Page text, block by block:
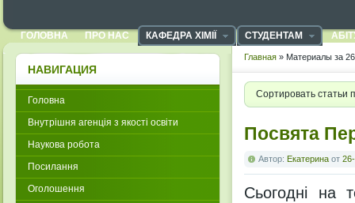
ГОЛОВНА ПРО НАС КАФЕДРА ХІМІЇ СТУДЕНТАМ
Главная » Материалы за
Сортировать статьи
Посвята
Автор: Екатерина от
Сьогодні на
НАВИГАЦИЯ
Головна
Внутрішня агенція з якості освіти
Наукова робота
Посилання
Оголошення